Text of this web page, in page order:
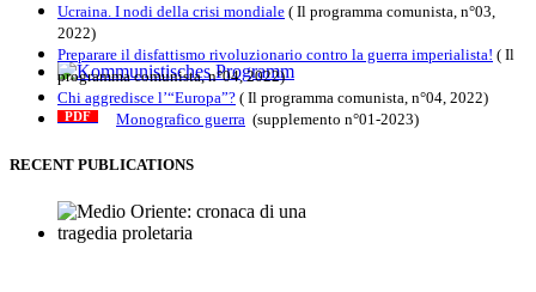
Kommunistisches Programm
PDF n°10 - 2026
Ucraina. I nodi della crisi mondiale ( Il programma comunista, n°03,
2022)
Preparare il disfattismo rivoluzionario contro la guerra imperialista! ( Il
programma comunista, n°04, 2022)
Chi aggredisce l’“Europa”? ( Il programma comunista, n°04, 2022)
Monografico guerra (supplemento n°01-2023)
RECENT PUBLICATIONS